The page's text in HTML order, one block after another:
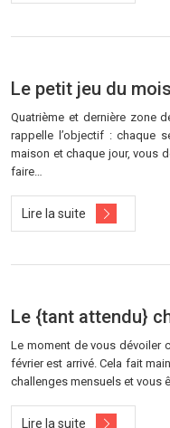
Le petit jeu du
Quatrième et dernière zone
rappelle l’objectif : chaque
maison et chaque jour, vous
faire…
Lire la suite
Le {tant attendu}
Le moment de vous dévoiler
février est arrivé. Cela fait
challenges mensuels et vous
Lire la suite